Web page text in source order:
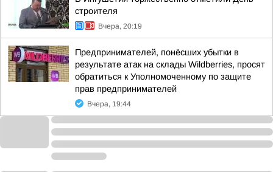
строителя
Вчера, 20:19
Предпринимателей, понёсших убытки в
результате атак на склады Wildberries, просят
обратиться к Уполномоченному по защите
прав предпринимателей
Вчера, 19:44